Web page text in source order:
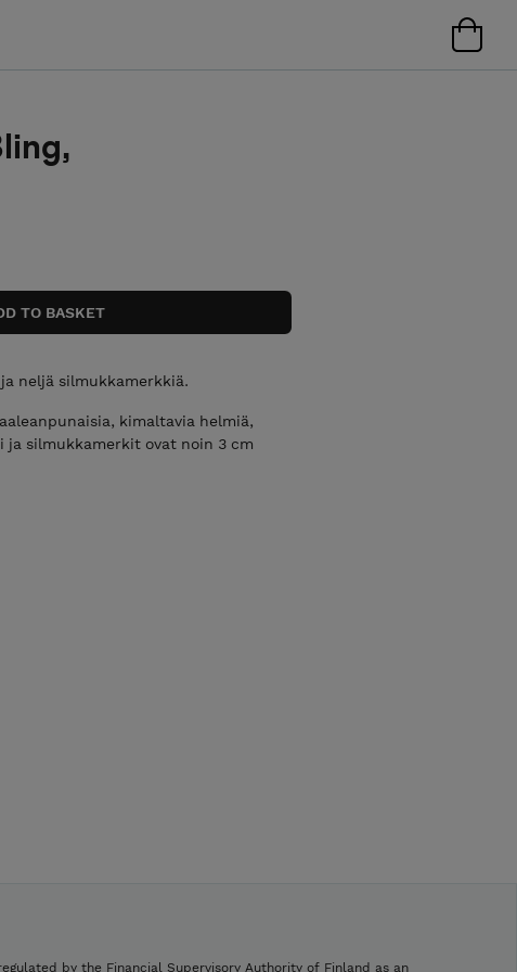
neljä silmukkamerkkiä.
kimaltavia helmiä,
ja silmukkamerkit ovat noin 3 cm
by the Financial Supervisory Authority of Finland as an